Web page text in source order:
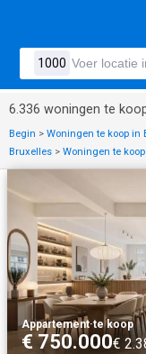
6.336 woningen te
Begin > Woningen te koop in
Bruxelles > Woningen te
Appartement·te koop
€ 750.000€